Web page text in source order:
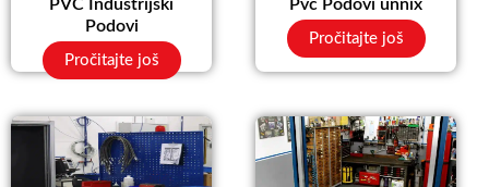
PVC Industrijski
Podovi
Pročitajte još
Pvc Podovi unnix
Pročitajte još